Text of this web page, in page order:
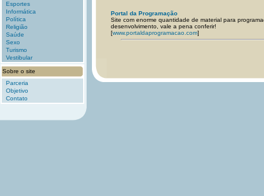
Esportes
Informática
Política
Religião
Saúde
Sexo
Turismo
Vestibular
Sobre o site
Parceria
Objetivo
Contato
Portal da Programação
Site com enorme quantidade de material para
desenvolvimento, vale a pena conferir!
[www.portaldaprogramacao.com]